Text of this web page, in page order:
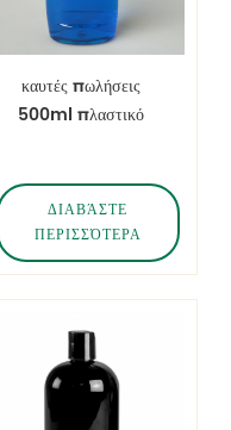
καυτές πωλήσεις
500ml πλαστικό
πιάτων
ΔΙΑΒΆΣΤΕ
ΠΕΡΙΣΣΌΤΕΡΑ